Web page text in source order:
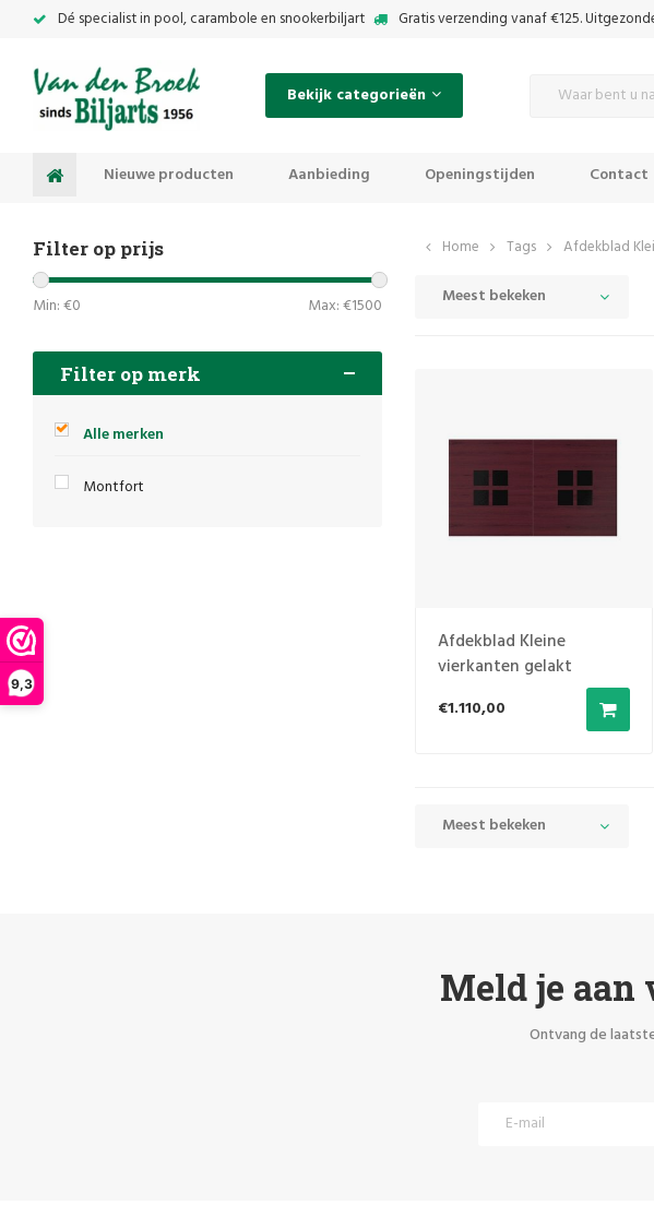
9,3
Dé specialist in pool, carambole en snookerbiljart Gratis verzending vanaf €125.
Bekijk categorieën
Nieuwe producten Aanbieding Openingstijden Contact
Filter op prijs
Min: €0 Max: €1500
Filter op merk
Alle merken
Montfort
Home Tags Afdekblad
Meest bekeken
Afdekblad Kleine
vierkanten gelakt
€1.110,00
Meest bekeken
Meld je
Ontvang de